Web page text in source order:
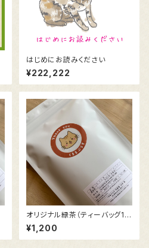
はじめにお読みください
¥222,222
オリジナル緑茶（ティーバッグ12
袋入）
¥1,200